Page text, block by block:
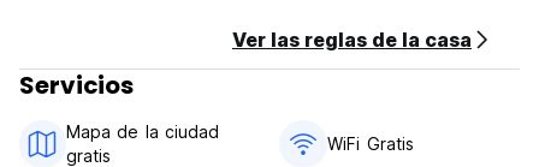
Check out before 10.00
Check in and check out available 24hrs
Ver las reglas de la casa
Servicios
Mapa de la ciudad
gratis
WiFi Gratis